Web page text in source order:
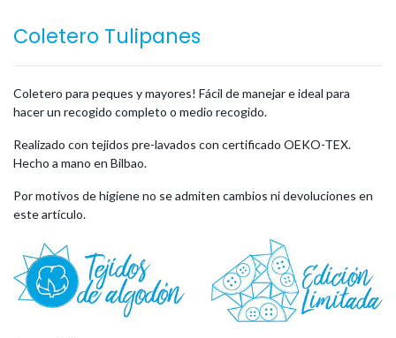
Coletero Tulipanes
Coletero para peques y mayores! Fácil de manejar e ideal para
hacer un recogido completo o medio recogido.
Realizado con tejidos pre-lavados con certificado OEKO-TEX.
Hecho a mano en Bilbao.
Por motivos de higiene no se admiten cambios ni devoluciones en
este artículo.